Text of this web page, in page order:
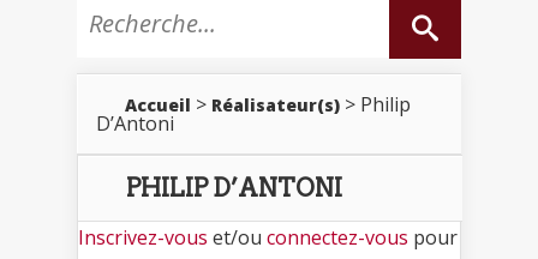
Accueil > Réalisateur(s) > Philip
D’Antoni
PHILIP D’ANTONI
Inscrivez-vous et/ou connectez-vous pour